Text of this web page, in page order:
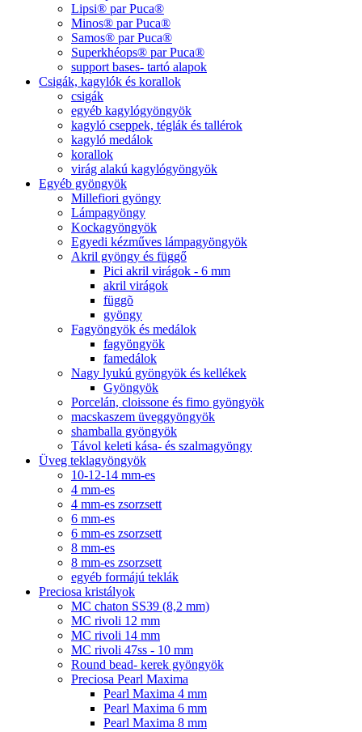
Lipsi® par Puca®
Minos® par Puca®
Samos® par Puca®
Superkhéops® par Puca®
support bases- tartó alapok
Csigák, kagylók és korallok
csigák
egyéb kagylógyöngyök
kagyló cseppek, téglák és tallérok
kagyló medálok
korallok
virág alakú kagylógyöngyök
Egyéb gyöngyök
Millefiori gyöngy
Lámpagyöngy
Kockagyöngyök
Egyedi kézműves lámpagyöngyök
Akril gyöngy és függő
Pici akril virágok - 6 mm
akril virágok
függõ
gyöngy
Fagyöngyök és medálok
fagyöngyök
famedálok
Nagy lyukú gyöngyök és kellékek
Gyöngyök
Porcelán, cloissone és fimo gyöngyök
macskaszem üveggyöngyök
shamballa gyöngyök
Távol keleti kása- és szalmagyöngy
Üveg teklagyöngyök
10-12-14 mm-es
4 mm-es
4 mm-es zsorzsett
6 mm-es
6 mm-es zsorzsett
8 mm-es
8 mm-es zsorzsett
egyéb formájú teklák
Preciosa kristályok
MC chaton SS39 (8,2 mm)
MC rivoli 12 mm
MC rivoli 14 mm
MC rivoli 47ss - 10 mm
Round bead- kerek gyöngyök
Preciosa Pearl Maxima
Pearl Maxima 4 mm
Pearl Maxima 6 mm
Pearl Maxima 8 mm